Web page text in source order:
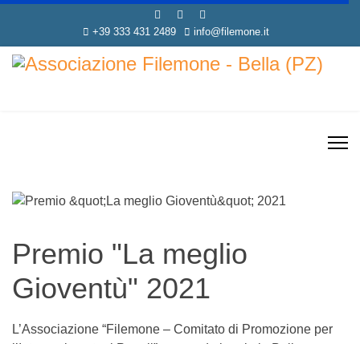
+39 333 431 2489 info@filemone.it
Premio "La meglio
Gioventù" 2021
L’Associazione “Filemone – Comitato di Promozione per